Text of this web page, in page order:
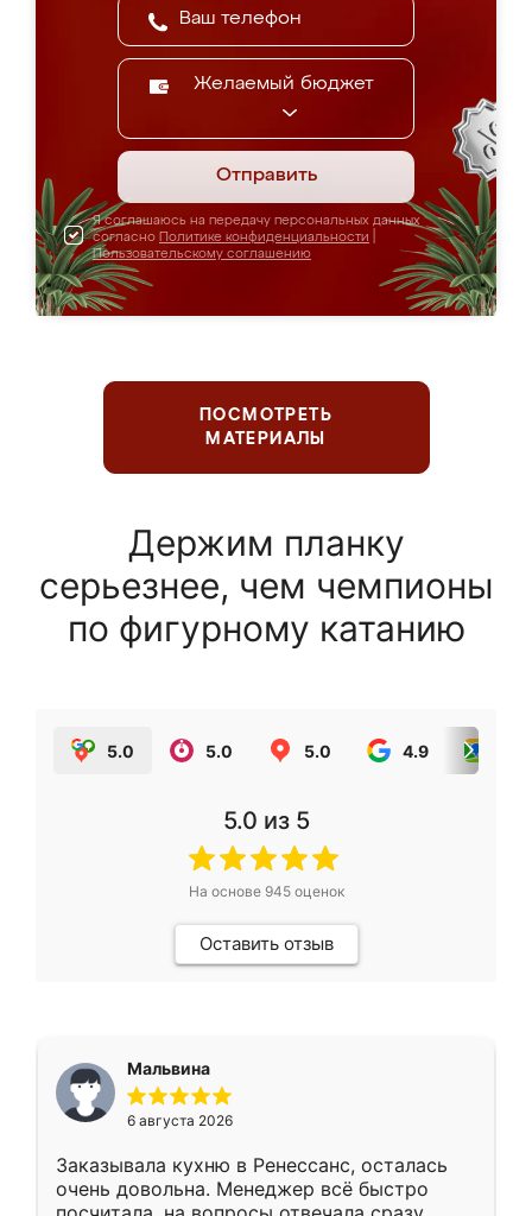
Желаемый бюджет
Отправить
Я соглашаюсь на передачу персональных данных
согласно Политике конфиденциальности
Пользовательскому соглашению
ПОСМОТРЕТЬ
МАТЕРИАЛЫ
Держим планку
серьезнее, чем чемпионы
по фигурному катанию
5.0 5.0 5.0 4.9
5.0 из 5
На основе 945оценок
Оставить отзыв
Мальвина
6 августа 2026
Заказывала кухню в Ренессанс, осталась
очень довольна. Менеджер всё быстро